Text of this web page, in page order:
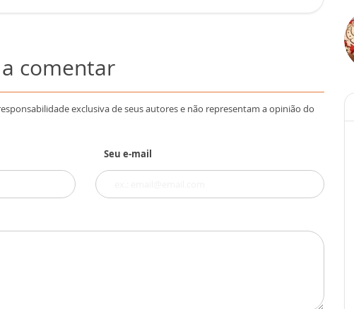
comentar
exclusiva de seus autores e não representam a opinião do
Seu e-mail